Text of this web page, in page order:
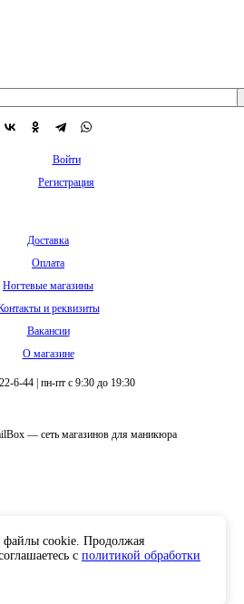
Войти
Регистрация
Доставка
Оплата
Ногтевые магазины
и реквизиты
Вакансии
О магазине
6-44 пн-пт с 9:30 до 19:30
— сеть магазинов для маникюра
файлы cookie. Продолжая
с политикой обработки